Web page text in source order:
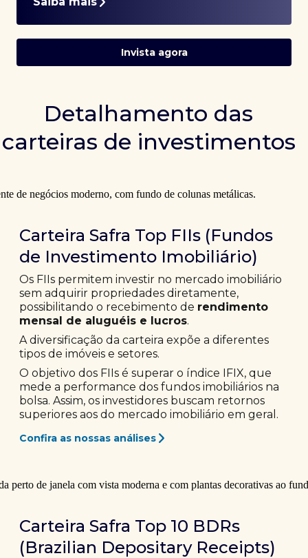
Invista agora
Detalhamento das
carteiras de investimentos
Carteira Safra Top FIIs (Fundos
de Investimento Imobiliário)
Os FIIs permitem investir no mercado imobiliário
sem adquirir propriedades diretamente,
possibilitando o recebimento de rendimento
mensal de aluguéis e lucros.
A diversificação da carteira expõe a diferentes
tipos de imóveis e setores.
O objetivo dos FIIs é superar o índice IFIX, que
mede a performance dos fundos imobiliários na
bolsa. Assim, os investidores buscam retornos
superiores aos do mercado imobiliário em geral.
Confira as nossas análises
Carteira Safra Top 10 BDRs
(Brazilian Depositary Receipts)